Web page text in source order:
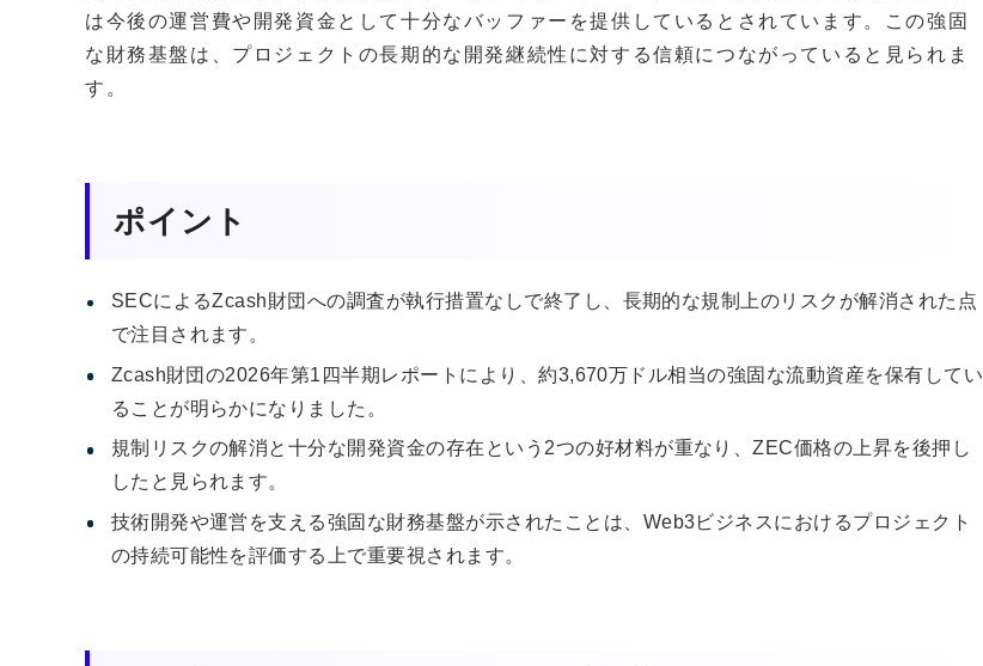
は今後の運営費や開発資金として十分なバッファーを提供しているとされています。この強固
な財務基盤は、プロジェクトの長期的な開発継続性に対する信頼につながっていると見られま
す。
ポイント
SECによるZcash財団への調査が執行措置なしで終了し、長期的な規制上のリスクが解消された点
で注目されます。
Zcash財団の2026年第1四半期レポートにより、約3,670万ドル相当の強固な流動資産を保有してい
ることが明らかになりました。
規制リスクの解消と十分な開発資金の存在という2つの好材料が重なり、ZEC価格の上昇を後押し
したと見られます。
技術開発や運営を支える強固な財務基盤が示されたことは、Web3ビジネスにおけるプロジェクト
の持続可能性を評価する上で重要視されます。